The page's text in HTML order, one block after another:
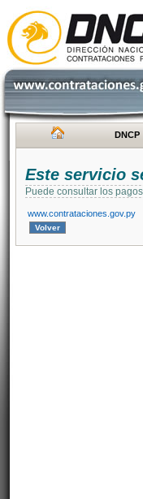
DNCP
Este servicio
Puede consultar los
www.contrataciones.gov.py